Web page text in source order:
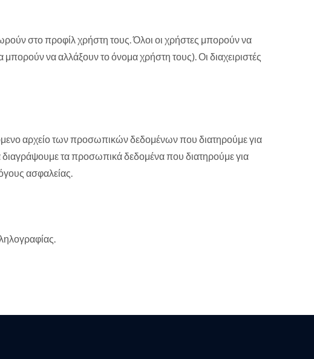
στο προφίλ χρήστη τους. Όλοι οι χρήστες μπορούν να
να αλλάξουν το όνομα χρήστη τους). Οι διαχειριστές
αρχείο των προσωπικών δεδομένων που διατηρούμε για
τα προσωπικά δεδομένα που διατηρούμε για
ασφαλείας.